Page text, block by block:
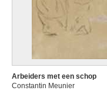
Arbeiders met een schop
Constantin Meunier